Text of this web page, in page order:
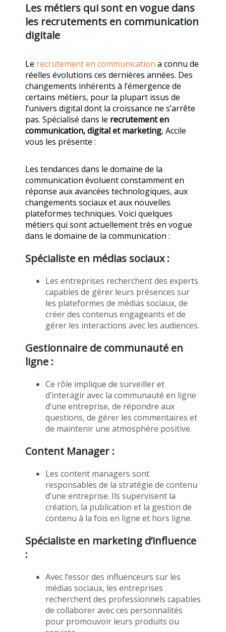
Les métiers qui sont en vogue dans
les recrutements en communication
digitale
Le recrutement en communication a connu de
réelles évolutions ces dernières années. Des
changements inhérents à l’émergence de
certains métiers, pour la plupart issus de
l’univers digital dont la croissance ne s’arrête
pas. Spécialisé dans le recrutement en
communication, digital et marketing, Accile
vous les présente :
Les tendances dans le domaine de la
communication évoluent constamment en
réponse aux avancées technologiques, aux
changements sociaux et aux nouvelles
plateformes techniques. Voici quelques
métiers qui sont actuellement très en vogue
dans le domaine de la communication :
Spécialiste en médias sociaux :
Les entreprises recherchent des experts
capables de gérer leurs présences sur
les plateformes de médias sociaux, de
créer des contenus engageants et de
gérer les interactions avec les audiences.
Gestionnaire de communauté en
ligne :
Ce rôle implique de surveiller et
d’interagir avec la communauté en ligne
d’une entreprise, de répondre aux
questions, de gérer les commentaires et
de maintenir une atmosphère positive.
Content Manager :
Les content managers sont
responsables de la stratégie de contenu
d’une entreprise. Ils supervisent la
création, la publication et la gestion de
contenu à la fois en ligne et hors ligne.
Spécialiste en marketing d’influence
:
Avec l’essor des influenceurs sur les
médias sociaux, les entreprises
recherchent des professionnels capables
de collaborer avec ces personnalités
pour promouvoir leurs produits ou